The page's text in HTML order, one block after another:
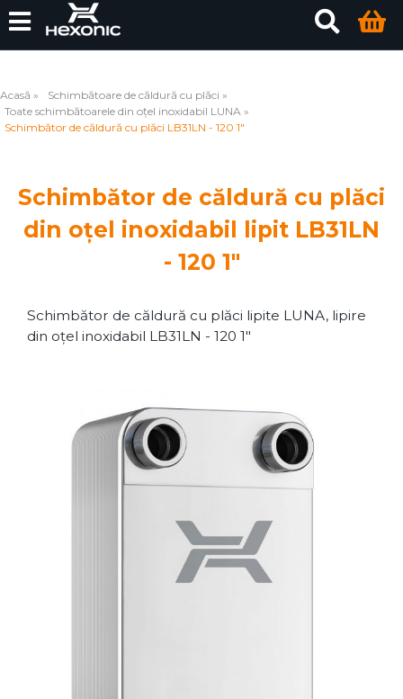
Acasă
Schimbătoare de căldură cu plăci
Toate schimbătoarele din oțel inoxidabil LUNA
Schimbător de căldură cu plăci LB31LN - 120 1"
Schimbător de căldură cu plăci
din oțel inoxidabil lipit LB31LN
- 120 1"
Schimbător de căldură cu plăci lipite LUNA, lipire
din oțel inoxidabil LB31LN - 120 1"